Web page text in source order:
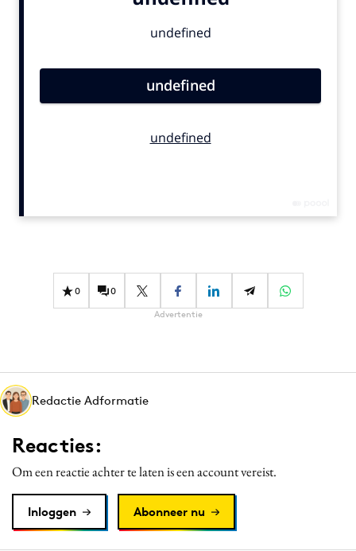
Gedragsverandering
Influencer marketing
Media
Merkstrategie
PR
Programmatic
Purpose Marketing
Reputatie & crisis
0 0
Advertentie
Redactie Adformatie
Reacties:
Om een reactie achter te laten is een account vereist.
Inloggen Abonneer nu